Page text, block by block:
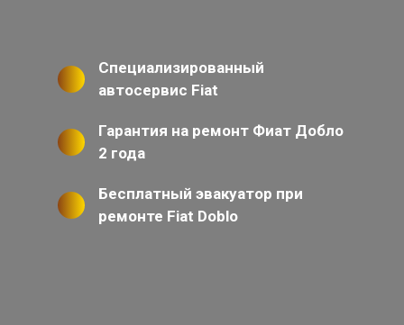
Специализированный
автосервис Fiat
Гарантия на ремонт Фиат Добло
2 года
Бесплатный эвакуатор при
ремонте Fiat Doblo